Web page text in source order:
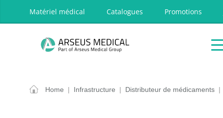
Ga naar de hoofdnavigatie
Matériel médical Catalogues Promotions
Accueil
OPTIONS
Home | Infrastructure | Distributeur de médicaments |